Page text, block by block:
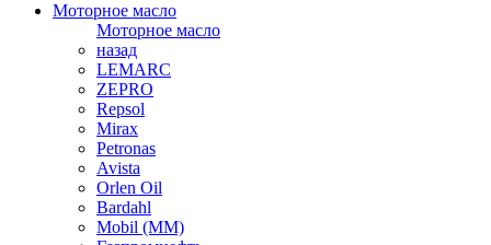
Моторное масло
Моторное масло
назад
LEMARC
ZEPRO
Repsol
Mirax
Petronas
Avista
Orlen Oil
Bardahl
Mobil (ММ)